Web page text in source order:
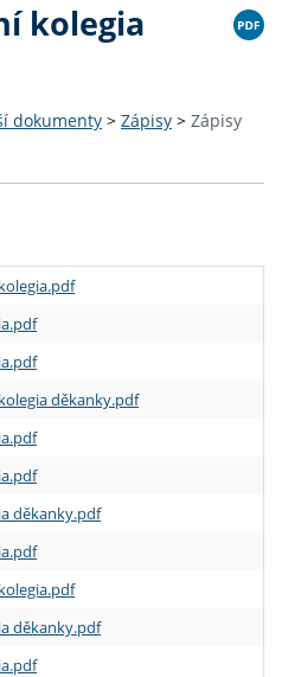
kolegia
dokumenty > Zápisy > Zápisy
děkanky.pdf
děkanky.pdf
děkanky.pdf